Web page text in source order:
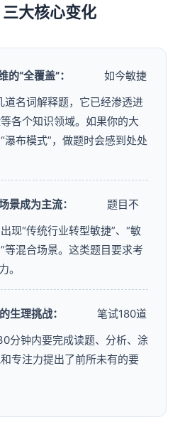
大核心变化
的“全覆盖”：
如今敏捷
道名词解释题，它已经渗透进
各个知识领域。如果你的大
瀑布模式”，做题时会感到处处
景成为主流：
题目不
现“传统行业转型敏捷”、“敏
等混合场景。这类题目要求考
。
生理挑战：
笔试180道
分钟内要完成读题、分析、涂
专注力提出了前所未有的要